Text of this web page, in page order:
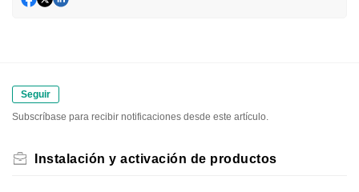
Seguir
Subscríbase para recibir notificaciones desde este artículo.
Instalación y activación de productos